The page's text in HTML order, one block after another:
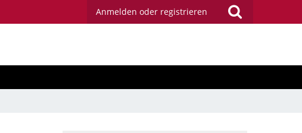
Anmelden oder registrieren